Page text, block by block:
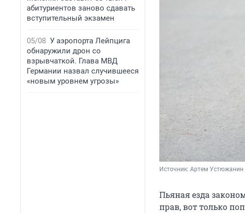
абитуриентов заново сдавать
вступительный экзамен
05/08 У аэропорта Лейпцига
обнаружили дрон со
взрывчаткой. Глава МВД
Германии назвал случившееся
«новым уровнем угрозы»
Источник: Артем Устюжанин
Пьяная езда
прав, вот только